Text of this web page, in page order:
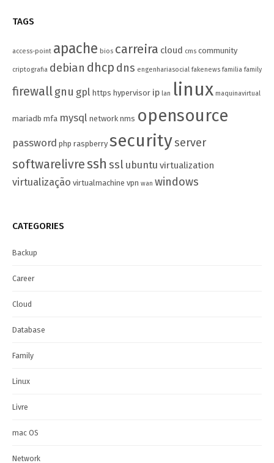
TAGS
access-point apache bios carreira cloud cms community
criptografia debian dhcp dns engenhariasocial fakenews familia family
firewallgnu gpl https hypervisor ip lan linux maquinavirtual
mariadb mfa mysql network nms opensource
password php raspberry securityserver
softwarelivressh ssl ubuntu virtualization
virtualização virtualmachine vpn wan windows
CATEGORIES
Backup
Career
Cloud
Database
Family
Linux
Livre
mac OS
Network